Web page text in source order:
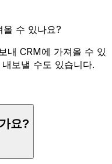
올 수 있나요?
내 CRM에 가져올 수 있
보낼 수도 있습니다.
요?